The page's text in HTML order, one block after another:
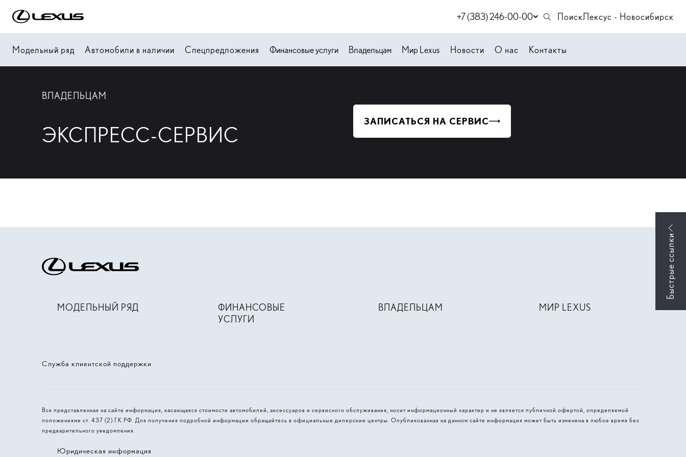
+7 (383) 246-00-00 ПоискЛексус - Новосибирск
Модельный ряд Автомобили в наличии Спецпредложения Финансовые услуги Владельцам Мир Lexus Новости О нас Контакты
ВЛАДЕЛЬЦАМ
ЭКСПРЕСС-СЕРВИС
ЗАПИСАТЬСЯ НА СЕРВИС
Служба клиентской поддержки
МОДЕЛЬНЫЙ РЯД
ФИНАНСОВЫЕ
УСЛУГИ
ВЛАДЕЛЬЦАМ МИР LEXUS
Вся представленная на сайте информация, касающаяся стоимости автомобилей, аксессуаров и сервисного обслуживания, носит информационный характер и не является публичной офертой, определяемой
положениями ст. 437 (2) ГК РФ. Для получения подробной информации обращайтесь в официальные дилерские центры. Опубликованная на данном сайте информация может быть изменена в любое время без
предварительного уведомления.
Юридическая информация